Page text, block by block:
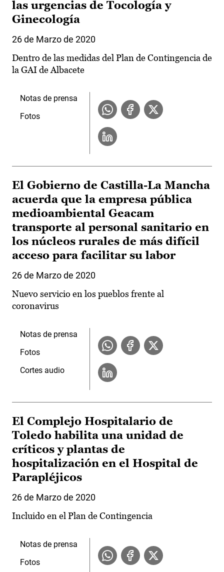
las urgencias de Tocología y
Ginecología
26 de Marzo de 2020
Dentro de las medidas del Plan de Contingencia de
la GAI de Albacete
Notas de prensa
Fotos
El Gobierno de Castilla-La Mancha
acuerda que la empresa pública
medioambiental Geacam
transporte al personal sanitario en
los núcleos rurales de más difícil
acceso para facilitar su labor
26 de Marzo de 2020
Nuevo servicio en los pueblos frente al
coronavirus
Notas de prensa
Fotos
Cortes audio
El Complejo Hospitalario de
Toledo habilita una unidad de
críticos y plantas de
hospitalización en el Hospital de
Parapléjicos
26 de Marzo de 2020
Incluido en el Plan de Contingencia
Notas de prensa
Fotos